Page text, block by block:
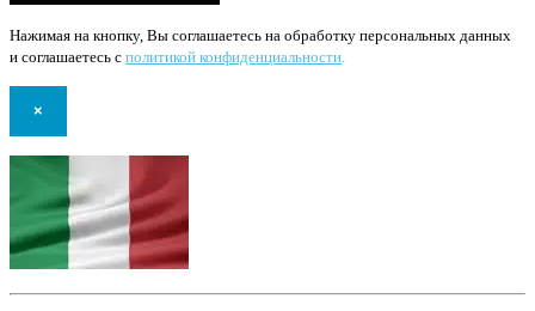
Нажимая на кнопку, Вы соглашаетесь на обработку персональных данных
и соглашаетесь с политикой конфиденциальности
×